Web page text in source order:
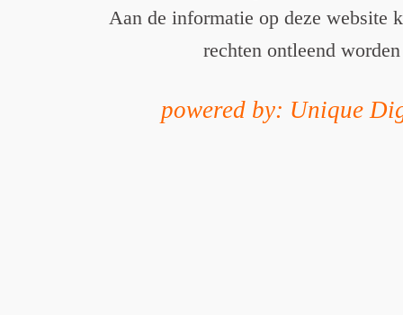
Aan de informatie op deze website
rechten ontleend worden
powered by: Unique